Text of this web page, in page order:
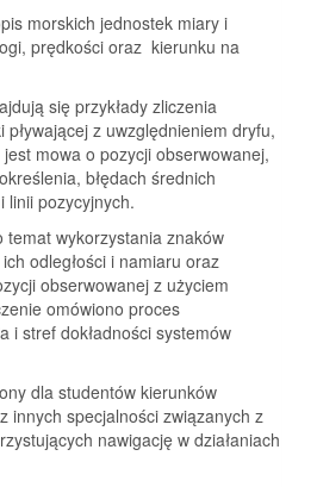
morskich jednostek miary i
prędkości oraz kierunku na
się przykłady zliczenia
z uwzględnieniem dryfu,
mowa o pozycji obserwowanej,
błędach średnich
linii pozycyjnych.
temat wykorzystania znaków
odległości i namiaru oraz
obserwowanej z użyciem
omówiono proces
i stref dokładności systemów
dla studentów kierunków
innych specjalności związanych z
nawigację w działaniach